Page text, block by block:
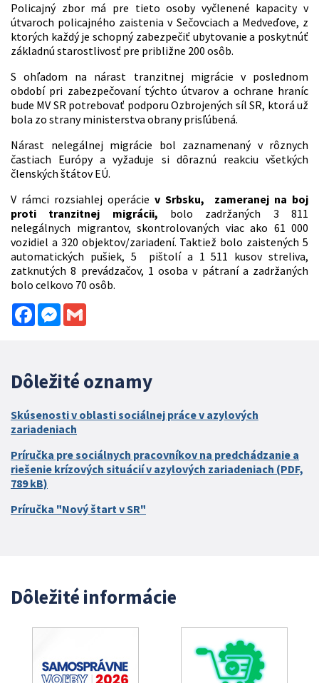
Policajný zbor má pre tieto osoby vyčlenené kapacity v
útvaroch policajného zaistenia v Sečovciach a Medveďove, z
ktorých každý je schopný zabezpečiť ubytovanie a poskytnúť
základnú starostlivosť pre približne 200 osôb.
S ohľadom na nárast tranzitnej migrácie v poslednom
období pri zabezpečovaní týchto útvarov a ochrane hraníc
bude MV SR potrebovať podporu Ozbrojených síl SR, ktorá už
bola zo strany ministerstva obrany prisľúbená.
Nárast nelegálnej migrácie bol zaznamenaný v rôznych
častiach Európy a vyžaduje si dôraznú reakciu všetkých
členských štátov EÚ.
V rámci rozsiahlej operácie v Srbsku, zameranej na boj
proti tranzitnej migrácii, bolo zadržaných 3 811
nelegálnych migrantov, skontrolovaných viac ako 61 000
vozidiel a 320 objektov/zariadení. Taktiež bolo zaistených 5
automatických pušiek, 5 pištolí a 1 511 kusov streliva,
zatknutých 8 prevádzačov, 1 osoba v pátraní a zadržaných
bolo celkovo 70 osôb.
FacebookMessenger
Dôležité oznamy
Skúsenosti v oblasti sociálnej práce v azylových
zariadeniach
Príručka pre sociálnych pracovníkov na predchádzanie a
riešenie krízových situácií v azylových zariadeniach (PDF,
789 kB)
Príručka "Nový štart v SR"
Dôležité informácie